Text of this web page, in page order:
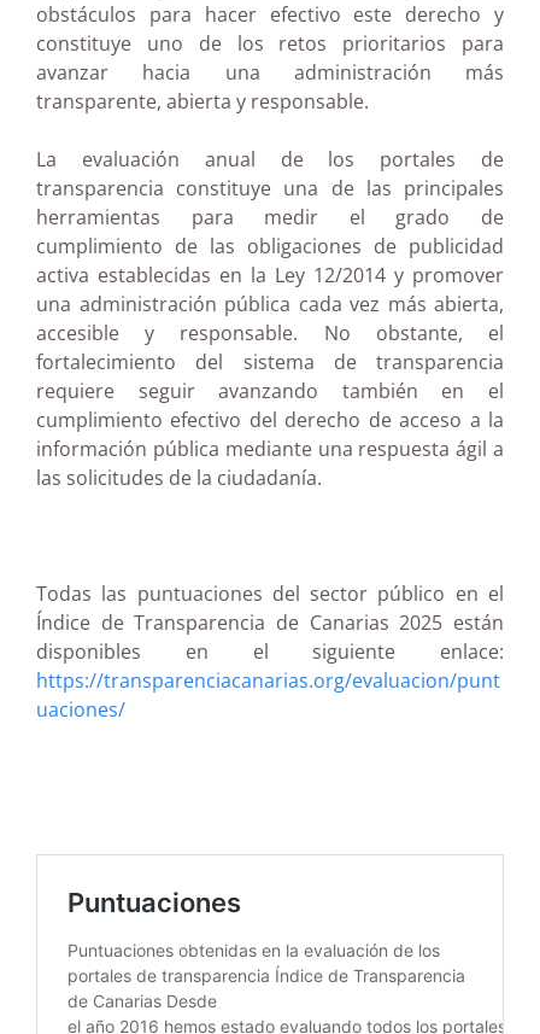
obstáculos para hacer efectivo este derecho y
constituye uno de los retos prioritarios para
avanzar hacia una administración más
transparente, abierta y responsable.
La evaluación anual de los portales de
transparencia constituye una de las principales
herramientas para medir el grado de
cumplimiento de las obligaciones de publicidad
activa establecidas en la Ley 12/2014 y promover
una administración pública cada vez más abierta,
accesible y responsable. No obstante, el
fortalecimiento del sistema de transparencia
requiere seguir avanzando también en el
cumplimiento efectivo del derecho de acceso a la
información pública mediante una respuesta ágil a
las solicitudes de la ciudadanía.
Todas las puntuaciones del sector público en el
Índice de Transparencia de Canarias 2025 están
disponibles en el siguiente enlace:
https://transparenciacanarias.org/evaluacion/punt
uaciones/